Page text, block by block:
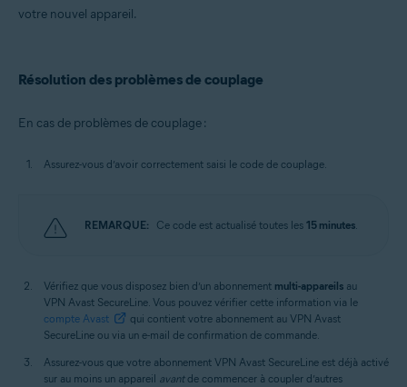
votre nouvel appareil.
Résolution des problèmes de couplage
En cas de problèmes de couplage :
Assurez-vous d’avoir correctement saisi le code de couplage.
REMARQUE: Ce code est actualisé toutes les 15 minutes.
Vérifiez que vous disposez bien d’un abonnement multi-appareils au
VPN Avast SecureLine. Vous pouvez vérifier cette information via le
compte Avast
qui contient votre abonnement au VPN Avast
SecureLine ou via un e-mail de confirmation de commande.
Assurez-vous que votre abonnement VPN Avast SecureLine est déjà activé
sur au moins un appareil avantde commencer à coupler d’autres